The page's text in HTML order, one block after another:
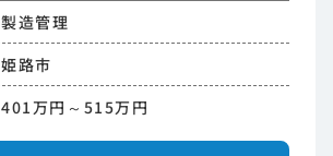
製造管理
姫路市
401万円～515万円